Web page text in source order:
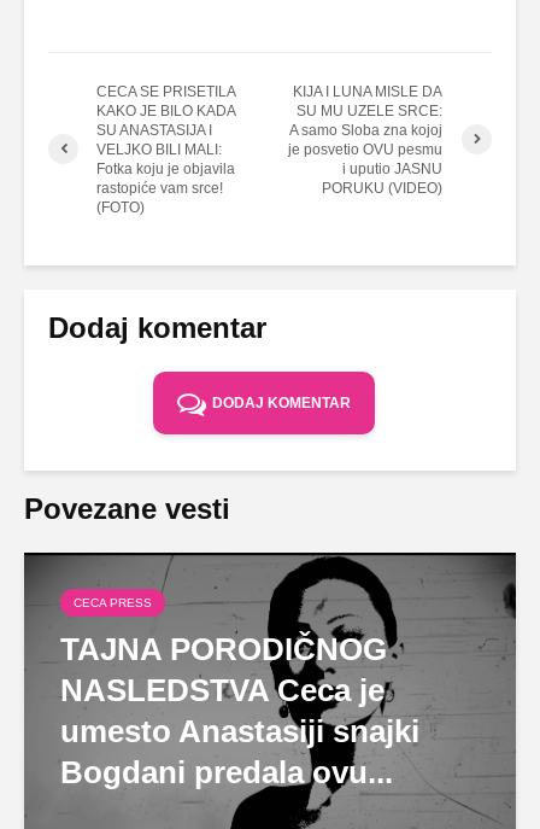
CECA SE PRISETILA
KAKO JE BILO KADA
SU ANASTASIJA I
VELJKO BILI MALI:
Fotka koju je objavila
rastopiće vam srce!
(FOTO)
KIJA I LUNA MISLE DA
SU MU UZELE SRCE:
A samo Sloba zna kojoj
je posvetio OVU pesmu
i uputio JASNU
PORUKU (VIDEO)
Dodaj komentar
DODAJ KOMENTAR
Povezane vesti
CECA PRESS
TAJNA PORODIČNOG
NASLEDSTVA Ceca je
umesto Anastasiji snajki
Bogdani predala ovu...